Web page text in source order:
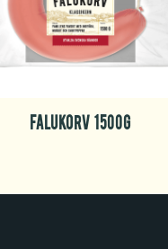
FALUKORV 1500G